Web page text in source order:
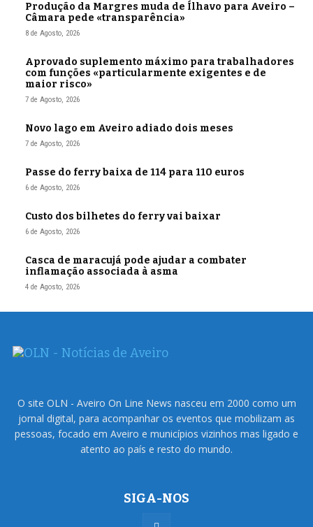
Produção da Margres muda de Ílhavo para Aveiro –
Câmara pede «transparência»
8 de Agosto, 2026
Aprovado suplemento máximo para trabalhadores
com funções «particularmente exigentes e de
maior risco»
7 de Agosto, 2026
Novo lago em Aveiro adiado dois meses
7 de Agosto, 2026
Passe do ferry baixa de 114 para 110 euros
6 de Agosto, 2026
Custo dos bilhetes do ferry vai baixar
6 de Agosto, 2026
Casca de maracujá pode ajudar a combater
inflamação associada à asma
4 de Agosto, 2026
O site OLN - Aveiro On Line News nasceu em 2000 como um
jornal digital, para acompanhar os eventos que mobilizam as
pessoas, focado em Aveiro e municípios vizinhos mas ligado e
atento ao país e resto do mundo.
SIGA-NOS